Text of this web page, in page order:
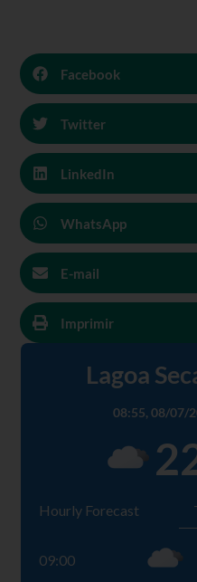
Facebook
Twitter
LinkedIn
WhatsApp
E-mail
Imprimir
Lagoa
08:55, 08/07/
Hourly Forecast
09:00